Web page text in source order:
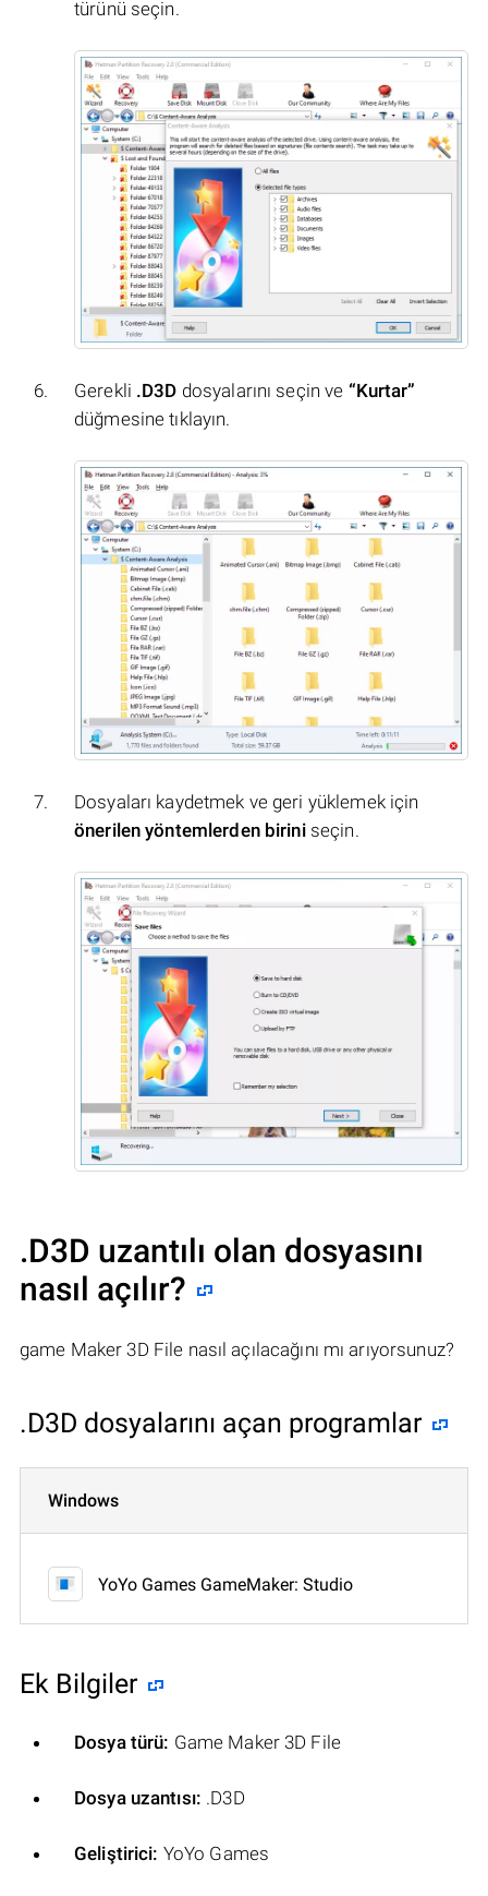
türünü seçin.
Gerekli .D3D dosyalarını seçin ve “Kurtar”
düğmesine tıklayın.
Dosyaları kaydetmek ve geri yüklemek için
önerilen yöntemlerden biriniseçin.
.D3D uzantılı olan dosyasını
nasıl açılır?
game Maker 3D File nasıl açılacağını mı arıyorsunuz?
.D3D dosyalarını açan programlar
Windows
YoYo Games GameMaker: Studio
Ek Bilgiler
Dosya türü: Game Maker 3D File
Dosya uzantısı: .D3D
Geliştirici: YoYo Games